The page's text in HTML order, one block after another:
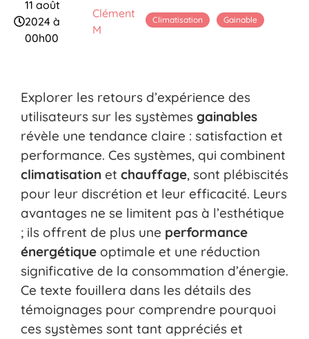
11 août
2024 à
00h00
Clément
M
Climatisation Gainable
Explorer les retours d’expérience des
utilisateurs sur les systèmes gainables
révèle une tendance claire : satisfaction et
performance. Ces systèmes, qui combinent
climatisation et chauffage, sont plébiscités
pour leur discrétion et leur efficacité. Leurs
avantages ne se limitent pas à l’esthétique
; ils offrent de plus une performance
énergétique optimale et une réduction
significative de la consommation d’énergie.
Ce texte fouillera dans les détails des
témoignages pour comprendre pourquoi
ces systèmes sont tant appréciés et